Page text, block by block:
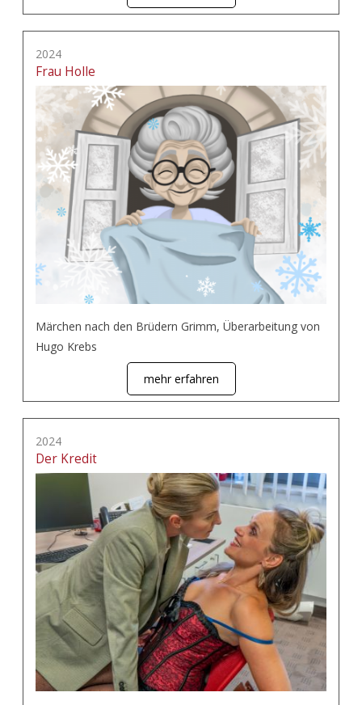
2024
Frau Holle
Märchen nach den Brüdern Grimm, Überarbeitung von
Hugo Krebs
mehr erfahren
2024
Der Kredit